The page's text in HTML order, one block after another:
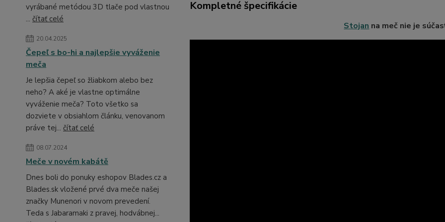
vyrábané metódou 3D tlače pod vlastnou
... čítať celé
20.04.2025
Čepeľ s bo-hi a najlepšie vyváženie
meča
Je lepšia čepeľ so žliabkom alebo bez
neho? A aké je vlastne optimálne
vyváženie meča? Toto všetko sa
dozviete v obsiahlom článku, venovanom
práve tej... čítať celé
08.07.2024
Meče v novém kabátě
Dnes boli do ponuky eshopov Blades.cz a
Blades.sk vložené prvé dva meče našej
značky Munenori v novom prevedení.
Teda s Jabaramaki z pravej, hodvábnej...
Kompletné špecifikácie
Stojan na meč nie je